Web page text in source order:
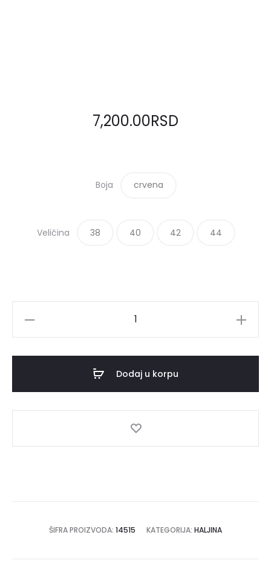
7,200.00RSD
Boja crvena
Veličina 38 40 42 44
Dodaj u korpu
ŠIFRA PROIZVODA: 14515 KATEGORIJA: HALJINA